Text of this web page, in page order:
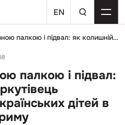
EN
Побиття залізною палкою і підвал: як колишній беркутівець знущається з українських дітей в окупованому Криму
палкою і підвал:
дітей в